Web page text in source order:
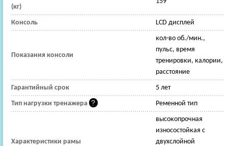
(кг)
Консоль LCD дисплей
Показания консоли
кол-во об./мин.,
пульс, время
тренировки, калории,
расстояние
Гарантийный срок 5 лет
Тип нагрузки тренажера Ременной тип
Характеристики рамы
высокопрочная
износостойкая с
двухслойной